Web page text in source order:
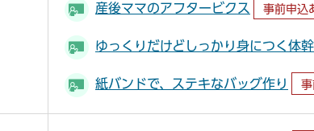
産後ママのアフタービクス 事前申込
ゆっくりだけどしっかり身につく体
紙バンドで、ステキなバッグ作り 事